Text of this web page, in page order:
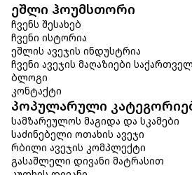
ეშლი ჰოუმსთორი
ჩვენს შესახებ
ჩვენი ისტორია
ეშლის ავეჯის ინდუსტრია
ჩვენი ავეჯის მაღაზიები
ბლოგი
კონტაქტი
პოპულარული
სამზარეულოს მაგიდა და სკამები
საძინებელი ოთახის ავეჯი
რბილი ავეჯის კომპლექტი
გასაშლელი დივანი მატრასით